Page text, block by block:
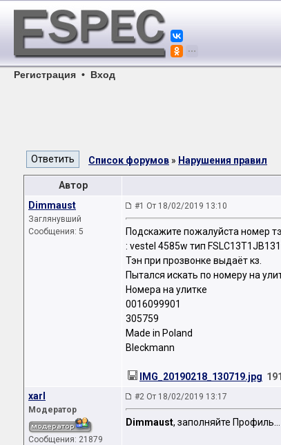
Регистрация • Вход
Список форумов » Нарушения правил
Автор
Dimmaust
Заглянувший
Сообщения: 5
#1 От 18/02/2019 13:10
Подскажите пожалуйста номер
: vestel 4585w тип
Тэн при прозвонке выдаёт кз.
Пытался искать по номеру на
Номера на улитке
0016099901
305759
Made in Poland
Bleckmann
IMG_20190218_130719.jpg
xarl
Модератор
Сообщения: 21879
#2 От 18/02/2019 13:17
Dimmaust, заполняйте